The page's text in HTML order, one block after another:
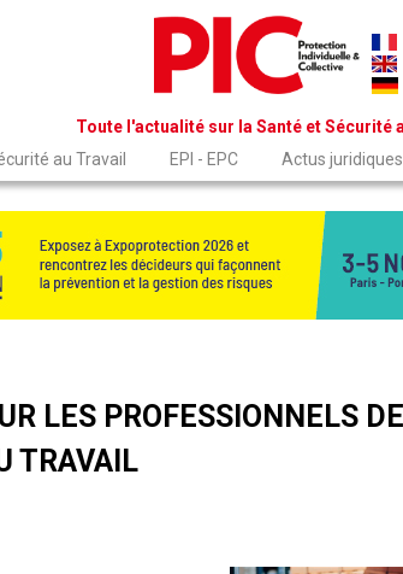
Toute l'actualité sur la Santé et Sécurité
au Travail EPI - EPC Actus juridiques
LES PROFESSIONNELS
TRAVAIL